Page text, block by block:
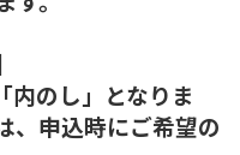
内のし」となりま
、申込時にご希望の